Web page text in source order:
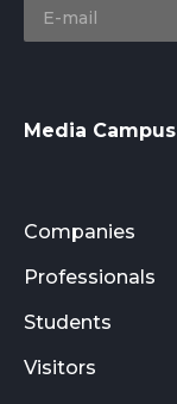
Media Campus
Companies
Professionals
Students
Visitors